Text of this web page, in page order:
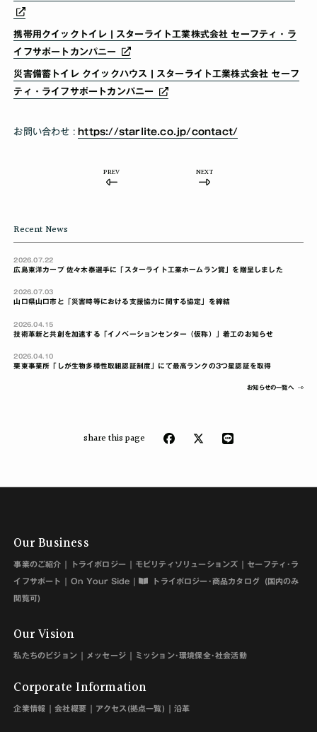
携帯用クイックトイレ | スターライト工業株式会社 セーフティ・ラ
イフサポートカンパニー
災害備蓄トイレ クイックハウス | スターライト工業株式会社 セーフ
ティ・ライフサポートカンパニー
お問い合わせ :https://starlite.co.jp/contact/
PREV NEXT
Recent News
2026.07.22
広島東洋カープ 佐々木泰選手に「スターライト工業ホームラン賞」を贈呈しました
2026.07.03
山口県山口市と「災害時等における支援協力に関する協定」を締結
2026.04.15
技術革新と共創を加速する「イノベーションセンター（仮称）」着工のお知らせ
2026.04.10
栗東事業所「しが生物多様性取組認証制度」にて最高ランクの3つ星認証を取得
お知らせの一覧へ
share this page
Our Business
事業のご紹介 トライボロジー モビリティソリューションズ セーフティ･ラ
イフサポート On Your Side トライボロジー･商品カタログ (国内のみ
閲覧可)
Our Vision
私たちのビジョン メッセージ ミッション･環境保全･社会活動
Corporate Information
企業情報 会社概要 アクセス(拠点一覧) 沿革